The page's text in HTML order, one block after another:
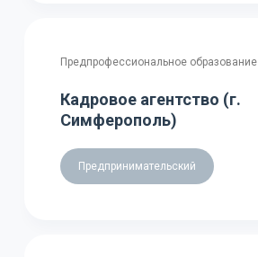
Предпрофессиональное образование
Кадровое агентство (г.
Симферополь)
Предпринимательский